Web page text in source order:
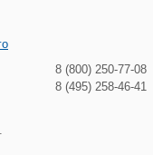
8 (800) 250-77-08
8 (495) 258-46-41